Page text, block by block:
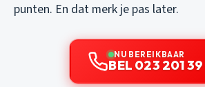
punten. En dat merk je pas later.
NU BEREIKBAAR
BEL 023 201